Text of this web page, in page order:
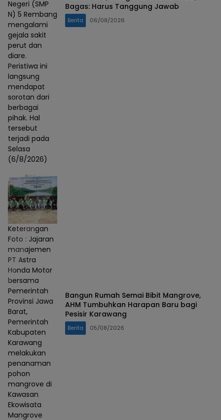
Negeri (SMP
N) 5 Rembang
mengalami
gejala sakit
perut dan
diare.
Peristiwa ini
langsung
mendapat
sorotan dari
berbagai
pihak. Hal
tersebut
terjadi pada
Selasa
(6/8/2026)
Bagas: Harus Tanggung Jawab
Berita 06/08/2026
Keterangan
Foto : Jajaran
manajemen
PT Astra
Honda Motor
bersama
Pemerintah
Provinsi Jawa
Barat,
Pemerintah
Kabupaten
Karawang
melakukan
penanaman
pohon
mangrove di
Kawasan
Ekowisata
Mangrove
Bangun Rumah Semai Bibit Mangrove,
AHM Tumbuhkan Harapan Baru bagi
Pesisir Karawang
Berita 05/08/2026